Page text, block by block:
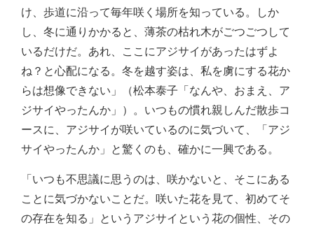
け、歩道に沿って毎年咲く場所を知っている。しか
し、冬に通りかかると、薄茶の枯れ木がごつごつして
いるだけだ。あれ、ここにアジサイがあったはずよ
ね？と心配になる。冬を越す姿は、私を虜にする花か
らは想像できない」（松本泰子「なんや、おまえ、ア
ジサイやったんか」）。いつもの慣れ親しんだ散歩コ
ースに、アジサイが咲いているのに気づいて、「アジ
サイやったんか」と驚くのも、確かに一興である。
「いつも不思議に思うのは、咲かないと、そこにある
ことに気づかないことだ。咲いた花を見て、初めてそ
の存在を知る」というアジサイという花の個性、その